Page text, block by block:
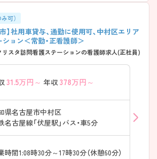
可）
】社用車貸与、通勤に使用可、中村区エリア
ョン＜常勤・正看護師＞
スタ訪問看護ステーションの看護師求人(正社員)
31.5万円～ 年収 378万円～
県名古屋市中村区
名古屋線「伏屋駅」バス・車5分
時間1:08時30分～17時30分（休憩60分）